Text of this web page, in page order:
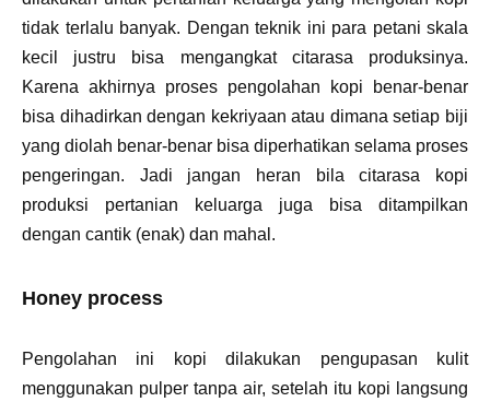
tidak terlalu banyak. Dengan teknik ini para petani skala
kecil justru bisa mengangkat citarasa produksinya.
Karena akhirnya proses pengolahan kopi benar-benar
bisa dihadirkan dengan kekriyaan atau dimana setiap biji
yang diolah benar-benar bisa diperhatikan selama proses
pengeringan. Jadi jangan heran bila citarasa kopi
produksi pertanian keluarga juga bisa ditampilkan
dengan cantik (enak) dan mahal.
Honey process
Pengolahan ini kopi dilakukan pengupasan kulit
menggunakan pulper tanpa air, setelah itu kopi langsung